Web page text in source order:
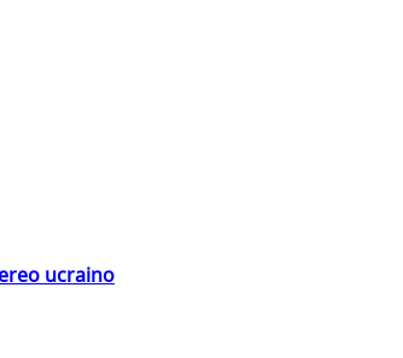
ucraino